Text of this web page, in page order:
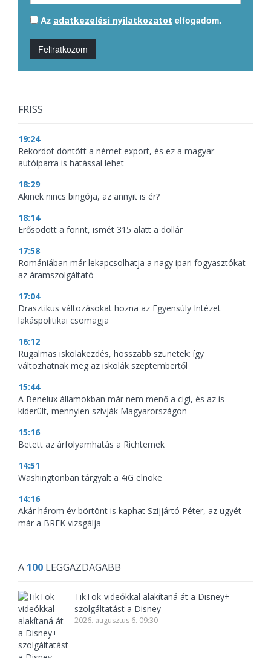
Az adatkezelési nyilatkozatot elfogadom.
Feliratkozom
FRISS
19:24
Rekordot döntött a német export, és ez a magyar
autóiparra is hatással lehet
18:29
Akinek nincs bingója, az annyit is ér?
18:14
Erősödött a forint, ismét 315 alatt a dollár
17:58
Romániában már lekapcsolhatja a nagy ipari fogyasztókat
az áramszolgáltató
17:04
Drasztikus változásokat hozna az Egyensúly Intézet
lakáspolitikai csomagja
16:12
Rugalmas iskolakezdés, hosszabb szünetek: így
változhatnak meg az iskolák szeptembertől
15:44
A Benelux államokban már nem menő a cigi, és az is
kiderült, mennyien szívják Magyarországon
15:16
Betett az árfolyamhatás a Richternek
14:51
Washingtonban tárgyalt a 4iG elnöke
14:16
Akár három év börtönt is kaphat Szijjártó Péter, az ügyét
már a BRFK vizsgálja
A 100 LEGGAZDAGABB
TikTok-videókkal alakítaná át a Disney+
szolgáltatást a Disney
2026. augusztus 6. 09:30